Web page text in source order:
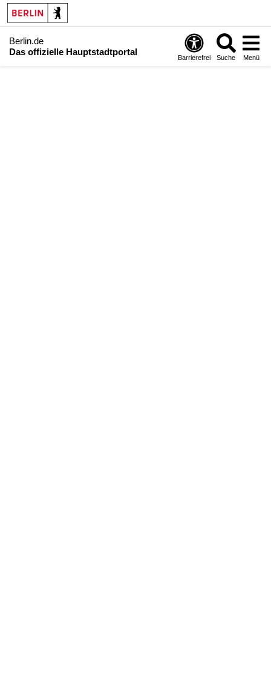
Berlin.de
Das offizielle Hauptstadtportal
Barrierefrei Suche Menü